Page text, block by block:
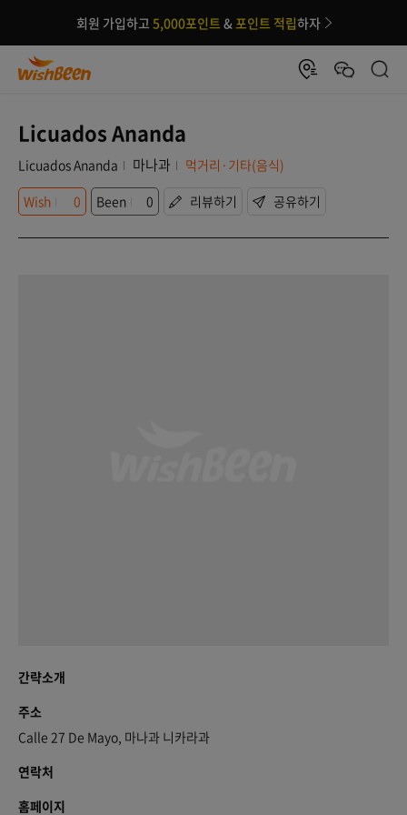
회원 가입하고 5,000포인트 &포인트 적립하자
Licuados Ananda
Licuados Ananda 마나과
먹거리·기타(음식)
Wish
0 Been 0 리뷰하기 공유하기
간략소개
주소
Calle 27 De Mayo, 마나과 니카라과
연락처
홈페이지